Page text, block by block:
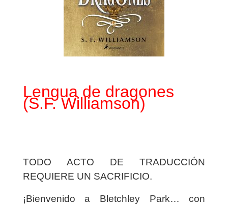
Lengua de dragones
(S.F. Williamson)
TODO ACTO DE TRADUCCIÓN
REQUIERE UN SACRIFICIO.
¡Bienvenido a Bletchley Park… con